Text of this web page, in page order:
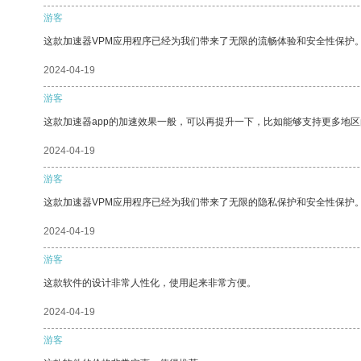
游客
这款加速器VPM应用程序已经为我们带来了无限的流畅体验和安全性保护。
2024-04-19
游客
这款加速器app的加速效果一般，可以再提升一下，比如能够支持更多地区
2024-04-19
游客
这款加速器VPM应用程序已经为我们带来了无限的隐私保护和安全性保护。
2024-04-19
游客
这款软件的设计非常人性化，使用起来非常方便。
2024-04-19
游客